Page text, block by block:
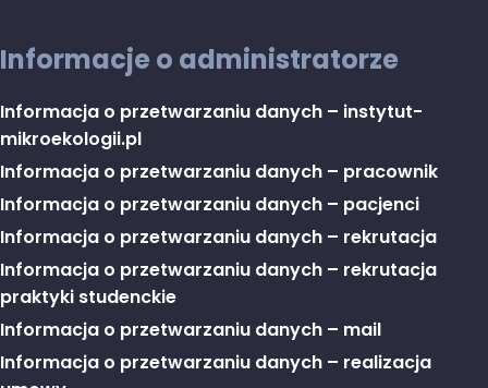
Informacje o administratorze
Informacja o przetwarzaniu danych – instytut-
mikroekologii.pl
Informacja o przetwarzaniu danych – pracownik
Informacja o przetwarzaniu danych – pacjenci
Informacja o przetwarzaniu danych – rekrutacja
Informacja o przetwarzaniu danych – rekrutacja
praktyki studenckie
Informacja o przetwarzaniu danych – mail
Informacja o przetwarzaniu danych – realizacja